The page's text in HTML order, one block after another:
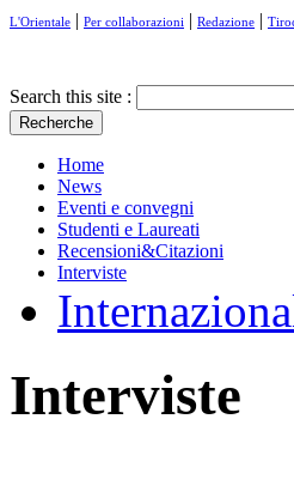
L'Orientale | Per collaborazioni | Redazione |
Search this site :
Home
News
Eventi e convegni
Studenti e Laureati
Recensioni&Citazioni
Interviste
Interviste